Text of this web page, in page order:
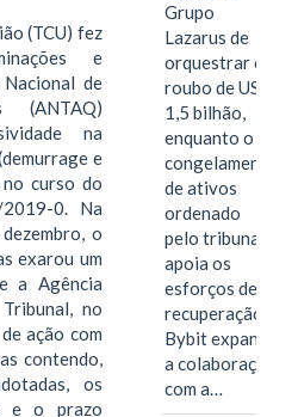
(TCU) fez
e
de
(ANTAQ)
na
e
curso do
0. Na
o
exarou um
a Agência
no
ação com
contendo,
os
e o prazo
Grupo
Lazarus de
orquestrar o
roubo de US$
1,5 bilhão,
enquanto o
congelamento
de ativos
ordenado
pelo tribunal
apoia os
esforços de
recuperação e
Bybit expande
a colaboração
com a…